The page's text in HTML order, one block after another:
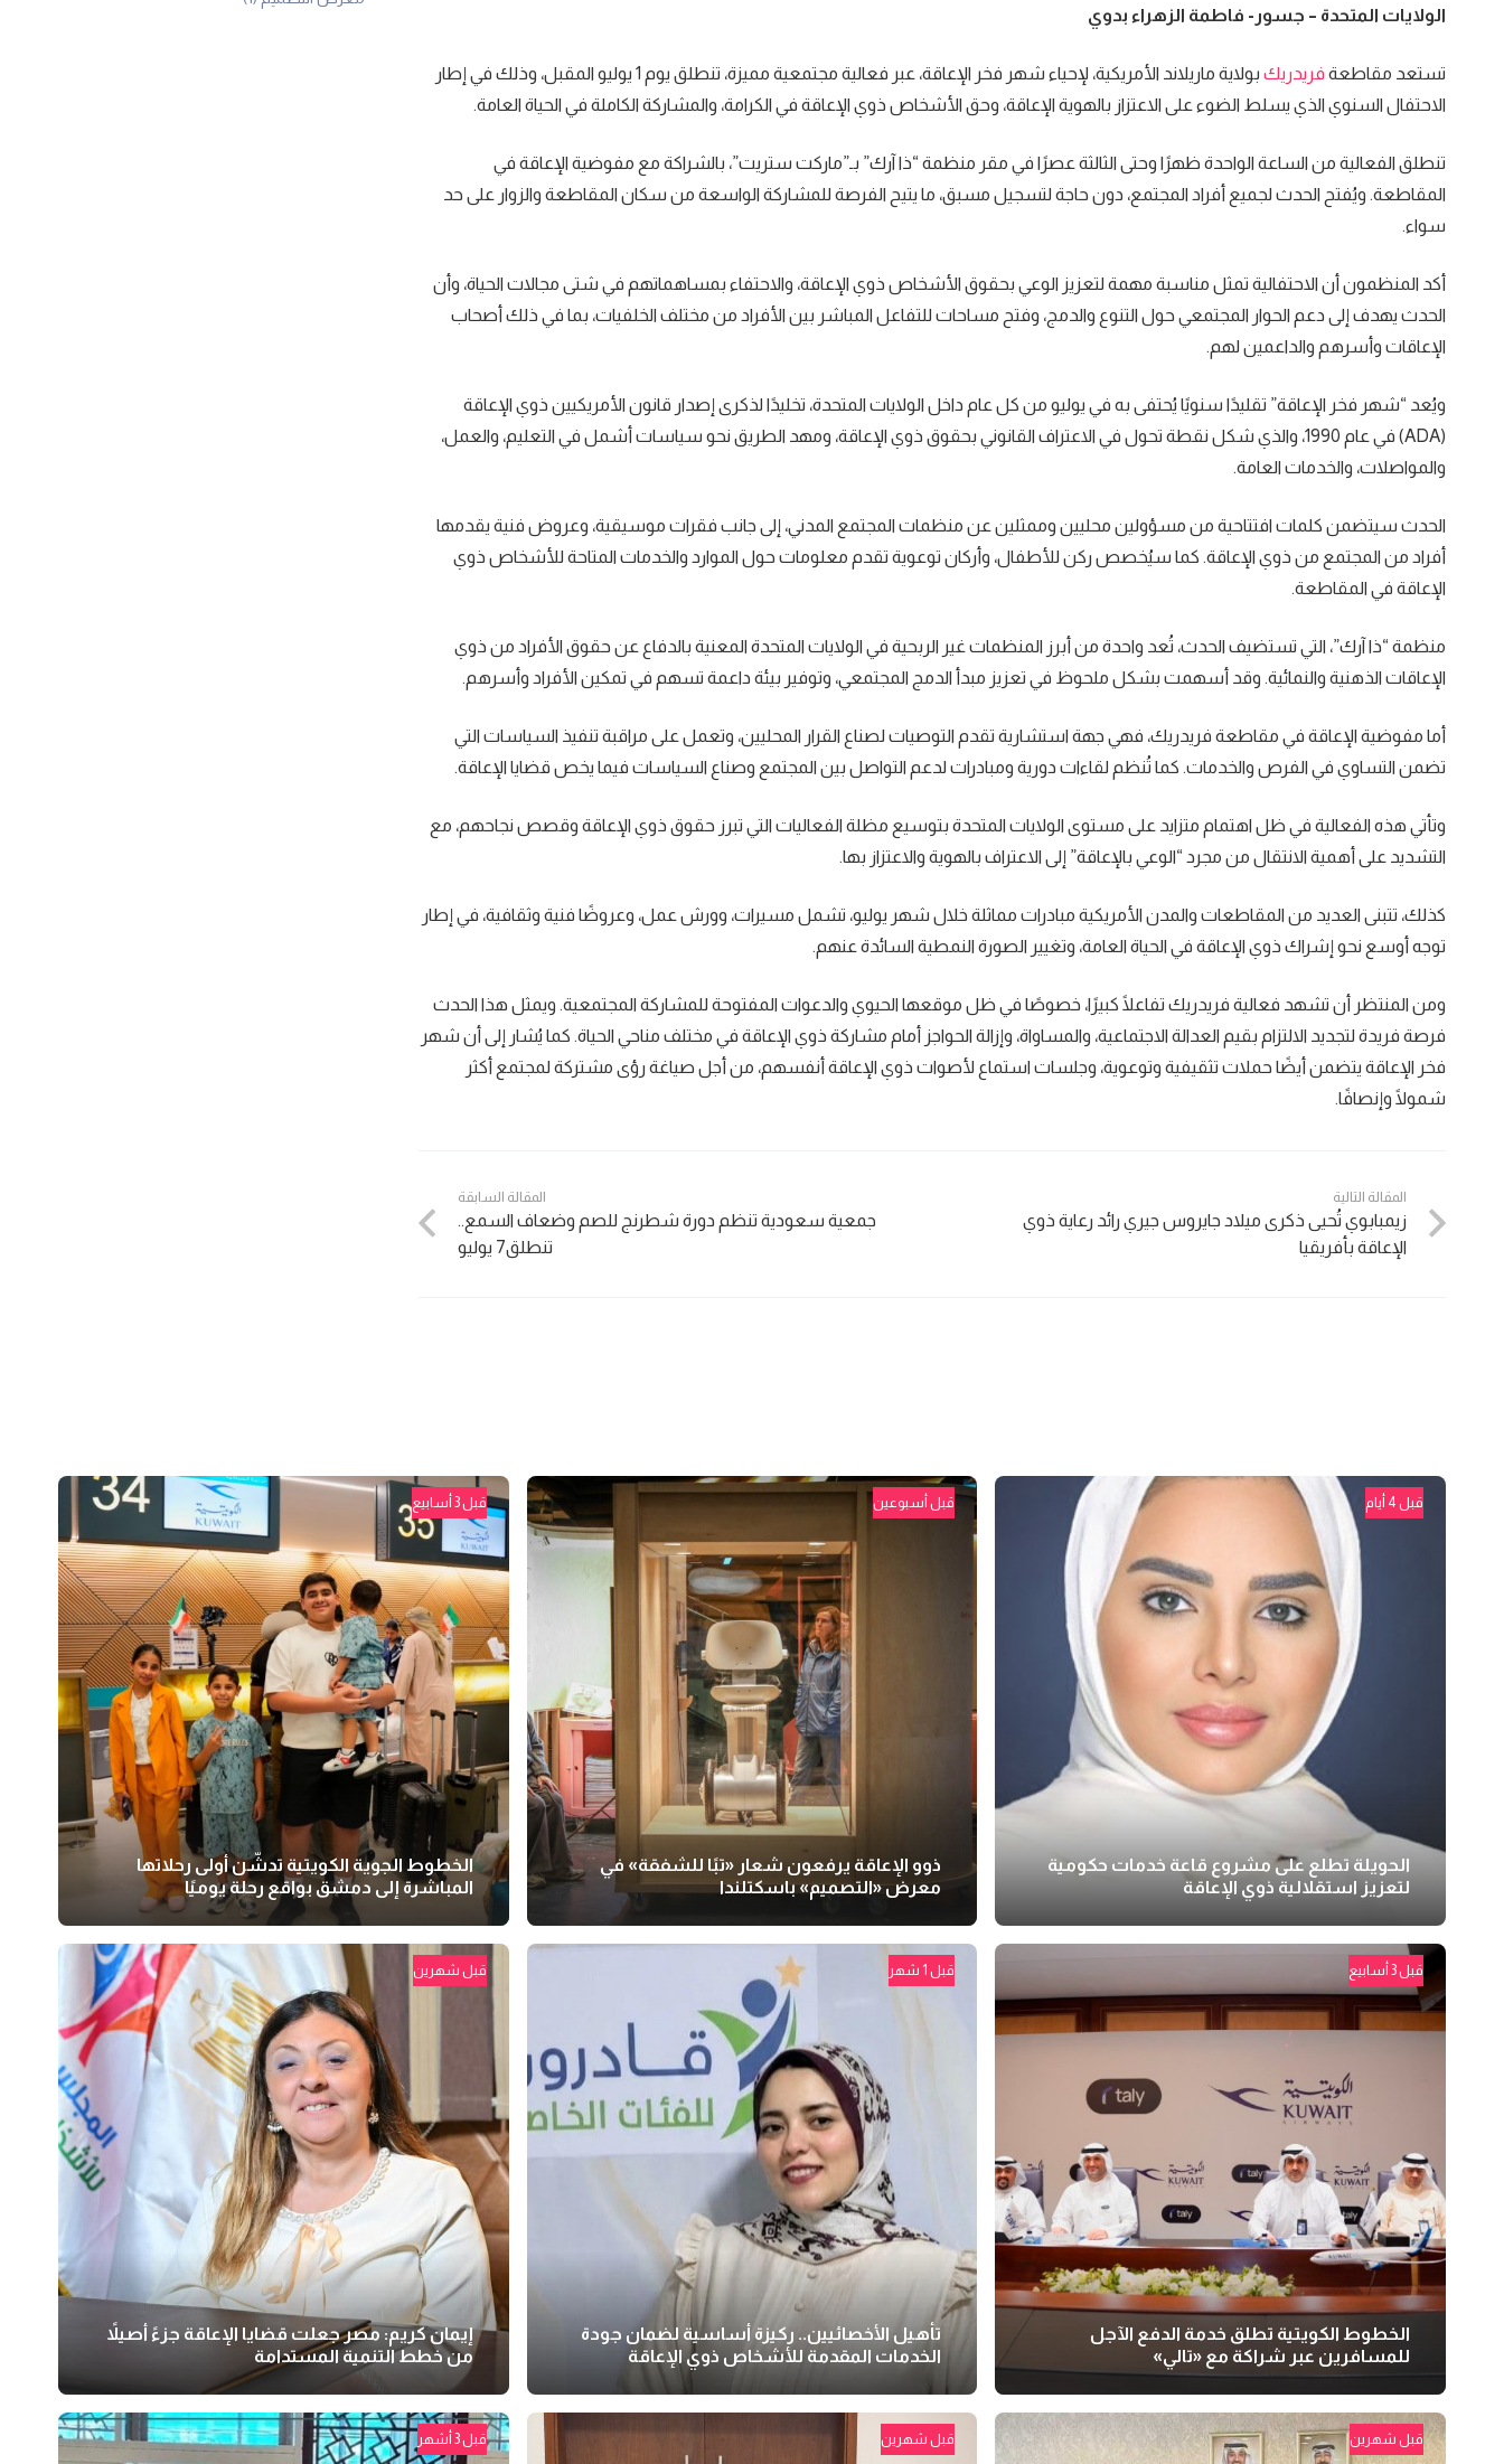
الولايات المتحدة – جسور- فاطمة الزهراء بدوي
تستعد مقاطعة فريدريك
بولاية ماريلاند الأمريكية، لإحياء شهر فخر الإعاقة، عبر فعالية مجتمعية مميزة، تنطلق يوم 1 يوليو المقبل، وذلك في إطار
الاحتفال السنوي الذي يسلط الضوء على الاعتزاز بالهوية الإعاقة، وحق الأشخاص ذوي الإعاقة في الكرامة، والمشاركة الكاملة في الحياة العامة.
تنطلق الفعالية من الساعة الواحدة ظهرًا وحتى الثالثة عصرًا في مقر منظمة “ذا آرك” بـ”ماركت ستريت”، بالشراكة مع مفوضية الإعاقة في
المقاطعة. ويُفتح الحدث لجميع أفراد المجتمع، دون حاجة لتسجيل مسبق، ما يتيح الفرصة للمشاركة الواسعة من سكان المقاطعة والزوار على حد
سواء.
أكد المنظمون أن الاحتفالية تمثل مناسبة مهمة لتعزيز الوعي بحقوق الأشخاص ذوي الإعاقة، والاحتفاء بمساهماتهم في شتى مجالات الحياة، وأن
الحدث يهدف إلى دعم الحوار المجتمعي حول التنوع والدمج، وفتح مساحات للتفاعل المباشر بين الأفراد من مختلف الخلفيات، بما في ذلك أصحاب
الإعاقات وأسرهم والداعمين لهم.
ويُعد “شهر فخر الإعاقة” تقليدًا سنويًا يُحتفى به في يوليو من كل عام داخل الولايات المتحدة، تخليدًا لذكرى إصدار قانون الأمريكيين ذوي الإعاقة
(ADA) في عام 1990، والذي شكل نقطة تحول في الاعتراف القانوني بحقوق ذوي الإعاقة، ومهد الطريق نحو سياسات أشمل في التعليم، والعمل،
والمواصلات، والخدمات العامة.
الحدث سيتضمن كلمات افتتاحية من مسؤولين محليين وممثلين عن منظمات المجتمع المدني، إلى جانب فقرات موسيقية، وعروض فنية يقدمها
أفراد من المجتمع من ذوي الإعاقة. كما سيُخصص ركن للأطفال، وأركان توعوية تقدم معلومات حول الموارد والخدمات المتاحة للأشخاص ذوي
الإعاقة في المقاطعة.
منظمة “ذا آرك”، التي تستضيف الحدث، تُعد واحدة من أبرز المنظمات غير الربحية في الولايات المتحدة المعنية بالدفاع عن حقوق الأفراد من ذوي
الإعاقات الذهنية والنمائية. وقد أسهمت بشكل ملحوظ في تعزيز مبدأ الدمج المجتمعي، وتوفير بيئة داعمة تسهم في تمكين الأفراد وأسرهم.
أما مفوضية الإعاقة في مقاطعة فريدريك، فهي جهة استشارية تقدم التوصيات لصناع القرار المحليين، وتعمل على مراقبة تنفيذ السياسات التي
تضمن التساوي في الفرص والخدمات. كما تُنظم لقاءات دورية ومبادرات لدعم التواصل بين المجتمع وصناع السياسات فيما يخص قضايا الإعاقة.
وتأتي هذه الفعالية في ظل اهتمام متزايد على مستوى الولايات المتحدة بتوسيع مظلة الفعاليات التي تبرز حقوق ذوي الإعاقة وقصص نجاحهم، مع
التشديد على أهمية الانتقال من مجرد “الوعي بالإعاقة” إلى الاعتراف بالهوية والاعتزاز بها.
كذلك، تتبنى العديد من المقاطعات والمدن الأمريكية مبادرات مماثلة خلال شهر يوليو، تشمل مسيرات، وورش عمل، وعروضًا فنية وثقافية، في إطار
توجه أوسع نحو إشراك ذوي الإعاقة في الحياة العامة، وتغيير الصورة النمطية السائدة عنهم.
ومن المنتظر أن تشهد فعالية فريدريك تفاعلًا كبيرًا، خصوصًا في ظل موقعها الحيوي والدعوات المفتوحة للمشاركة المجتمعية. ويمثل هذا الحدث
فرصة فريدة لتجديد الالتزام بقيم العدالة الاجتماعية، والمساواة، وإزالة الحواجز أمام مشاركة ذوي الإعاقة في مختلف مناحي الحياة. كما يُشار إلى أن شهر
فخر الإعاقة يتضمن أيضًا حملات تثقيفية وتوعوية، وجلسات استماع لأصوات ذوي الإعاقة أنفسهم، من أجل صياغة رؤى مشتركة لمجتمع أكثر
شمولًا وإنصافًا.
المقالة السابقة
جمعية سعودية تنظم دورة شطرنج للصم وضعاف السمع..
تنطلق7 يوليو
المقالة التالية
زيمبابوي تُحيى ذكرى ميلاد جايروس جيري رائد رعاية ذوي
الإعاقة بأفريقيا
قبل 4 أيام
الحويلة تطلع على مشروع قاعة خدمات حكومية
لتعزيز استقلالية ذوي الإعاقة
قبل أسبوعين
ذوو الإعاقة يرفعون شعار «تبًا للشفقة» في
معرض «التصميم» باسكتلندا
قبل 3 أسابيع
الخطوط الجوية الكويتية تدشّن أولى رحلاتها
المباشرة إلى دمشق بواقع رحلة يوميًا
قبل 3 أسابيع
الخطوط الكويتية تطلق خدمة الدفع الآجل
للمسافرين عبر شراكة مع «تالي»
قبل 1 شهر
تأهيل الأخصائيين.. ركيزة أساسية لضمان جودة
الخدمات المقدمة للأشخاص ذوي الإعاقة
قبل شهرين
إيمان كريم: مصر جعلت قضايا الإعاقة جزءً أصيلاً
من خطط التنمية المستدامة
قبل شهرين قبل شهرين قبل 3 أشهر